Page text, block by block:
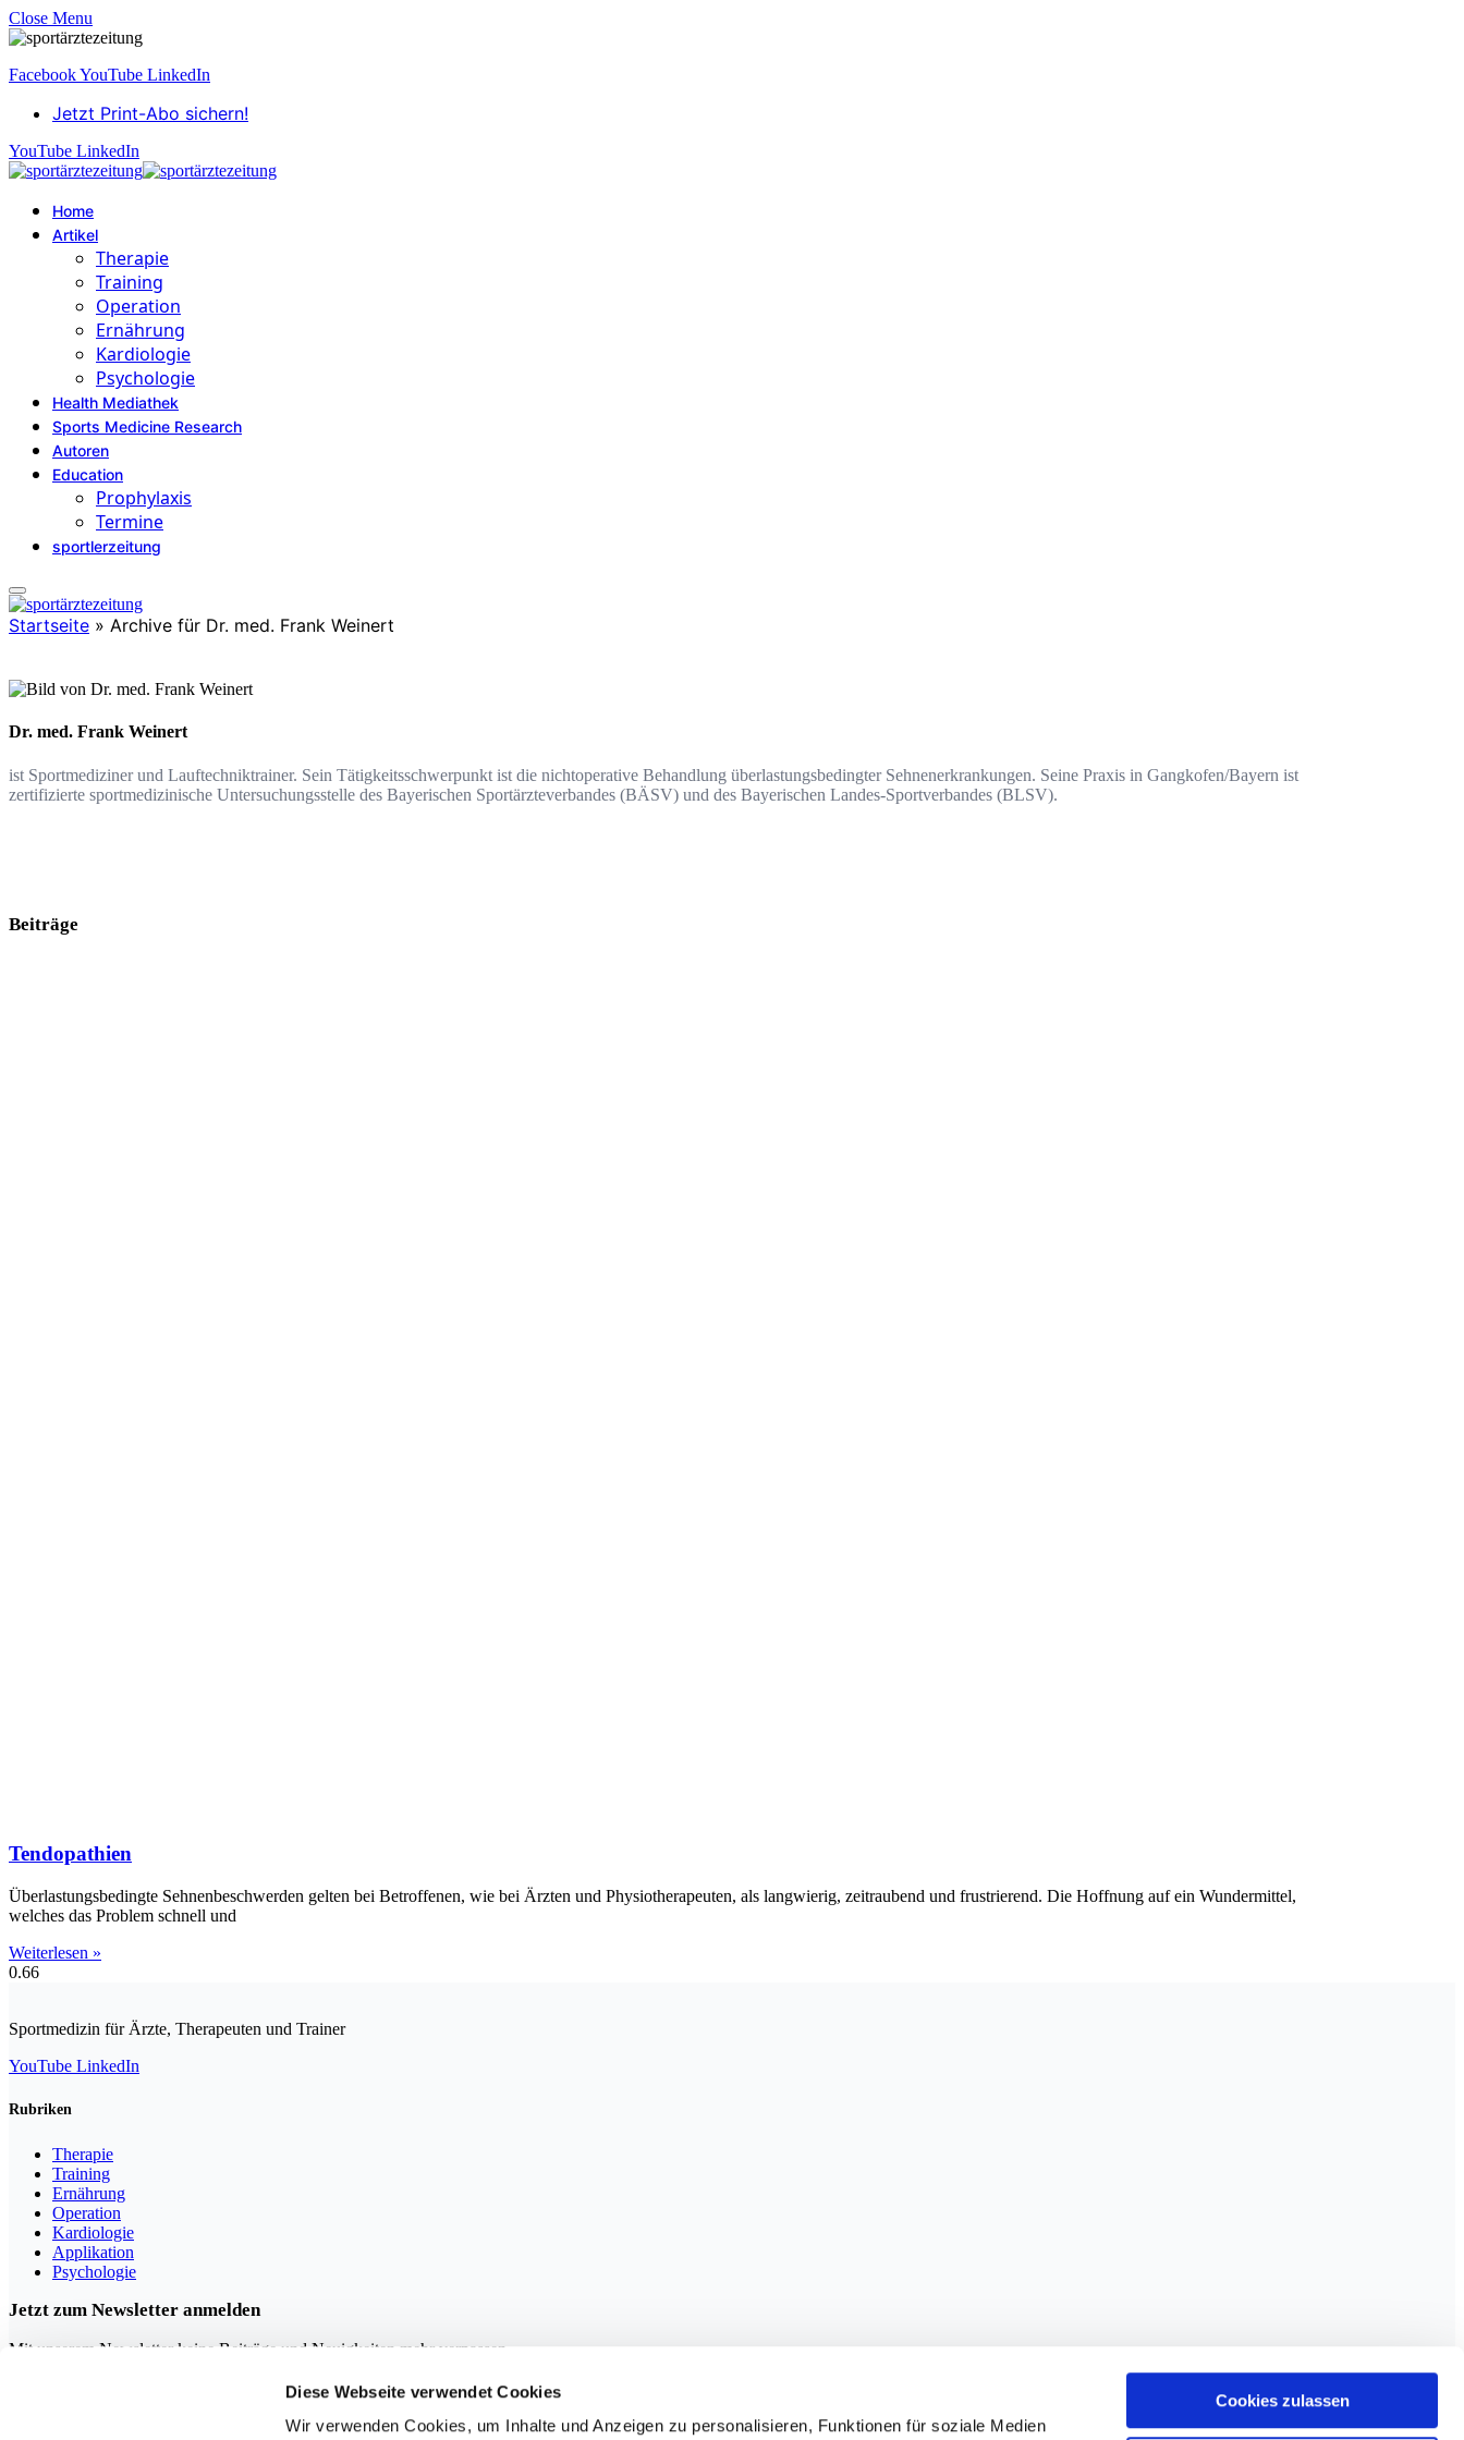
Diese Webseite verwendet Cookies
Wir verwenden Cookies, um Inhalte und Anzeigen zu personalisieren, Funktionen für soziale Medien
Cookies zulassen
Close Menu
FacebookYouTube LinkedIn
Jetzt Print-Abo sichern!
YouTube LinkedIn
Home
Artikel
Therapie
Training
Operation
Ernährung
Kardiologie
Psychologie
Health Mediathek
Sports Medicine Research
Autoren
Education
Prophylaxis
Termine
sportlerzeitung
Startseite » Archive für Dr. med. Frank Weinert
Dr. med. Frank Weinert
ist Sportmediziner und Lauftechniktrainer. Sein Tätigkeitsschwerpunkt ist die nicht­­­operative Behandlung überlastungsbedingter Sehnenerkrankungen. Seine Praxis in Gangkofen/Bayern ist
zertifizierte sportmedizinische Untersuchungsstelle des Bayerischen Sportärzteverbandes (BÄSV) und des Bayerischen Landes-Sportverbandes (BLSV).
Beiträge
Tendopathien
Überlastungsbedingte Sehnenbeschwerden gelten bei Betroffenen, wie bei Ärzten und Physiotherapeuten, als langwierig, zeitraubend und frustrierend. Die Hoffnung auf ein Wundermittel,
welches das Problem schnell und
Weiterlesen »
Sportmedizin für Ärzte, Therapeuten und Trainer
YouTube LinkedIn
Rubriken
Therapie
Training
Ernährung
Operation
Kardiologie
Applikation
Psychologie
Jetzt zum Newsletter anmelden
Mit unserem Newsletter keine Beiträge und Neuigkeiten mehr verpassen.